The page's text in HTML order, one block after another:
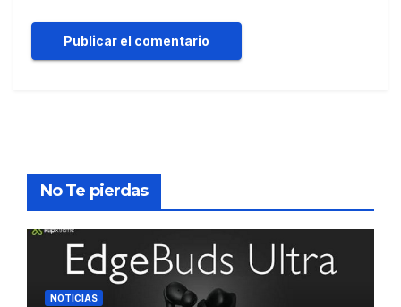
No Te pierdas
NOTICIAS